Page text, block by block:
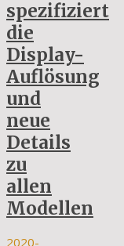
spezifiziert
die
Display-
Auflösung
und
neue
Details
zu
allen
Modellen
2020-